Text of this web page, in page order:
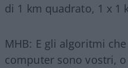
di 1 km quadrato, 1 x 1
MHB: E gli algoritmi
computer sono vostri,